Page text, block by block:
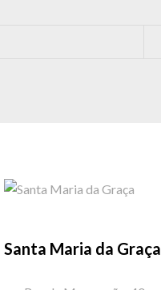
Santa Maria da Graça